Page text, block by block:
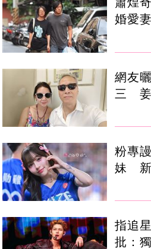
蕭煌
婚愛
網友
三 姜
粉專
妹 新
指追
批：